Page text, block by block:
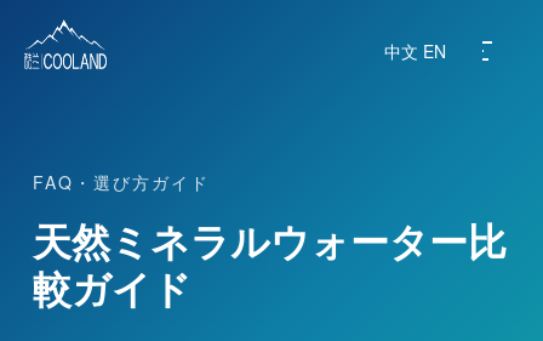
中文 EN
ブランド紹介
水源地
FAQ・選び方ガイド
天然ミネラルウォーター比
較ガイド